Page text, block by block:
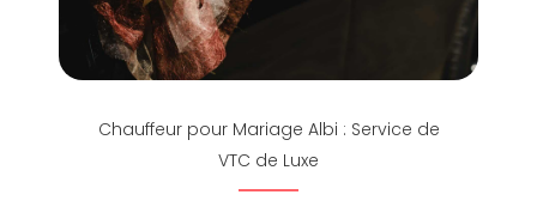
Chauffeur pour Mariage Albi : Service de
VTC de Luxe